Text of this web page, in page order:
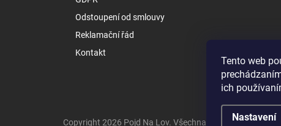
Tento web
ich
Nastavení
Odstoupení od smlouvy
Reklamační řád
Kontakt
Copyright 2026 Pojd Na Lov. Všechna práva vyhrazena.